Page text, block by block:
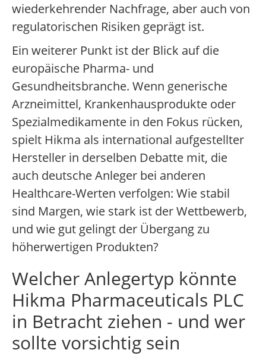
wiederkehrender Nachfrage, aber auch von
regulatorischen Risiken geprägt ist.
Ein weiterer Punkt ist der Blick auf die
europäische Pharma- und
Gesundheitsbranche. Wenn generische
Arzneimittel, Krankenhausprodukte oder
Spezialmedikamente in den Fokus rücken,
spielt Hikma als international aufgestellter
Hersteller in derselben Debatte mit, die
auch deutsche Anleger bei anderen
Healthcare-Werten verfolgen: Wie stabil
sind Margen, wie stark ist der Wettbewerb,
und wie gut gelingt der Übergang zu
höherwertigen Produkten?
Welcher Anlegertyp könnte
Hikma Pharmaceuticals PLC
in Betracht ziehen - und wer
sollte vorsichtig sein